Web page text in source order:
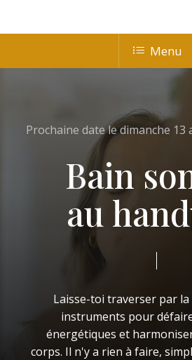
to
content
Menu
Prochaine datele dimanche 13
Bain
au
Laisse-toi traverser par la
instruments pour
énergétiques et
corps. Il n'ya rien à faire,